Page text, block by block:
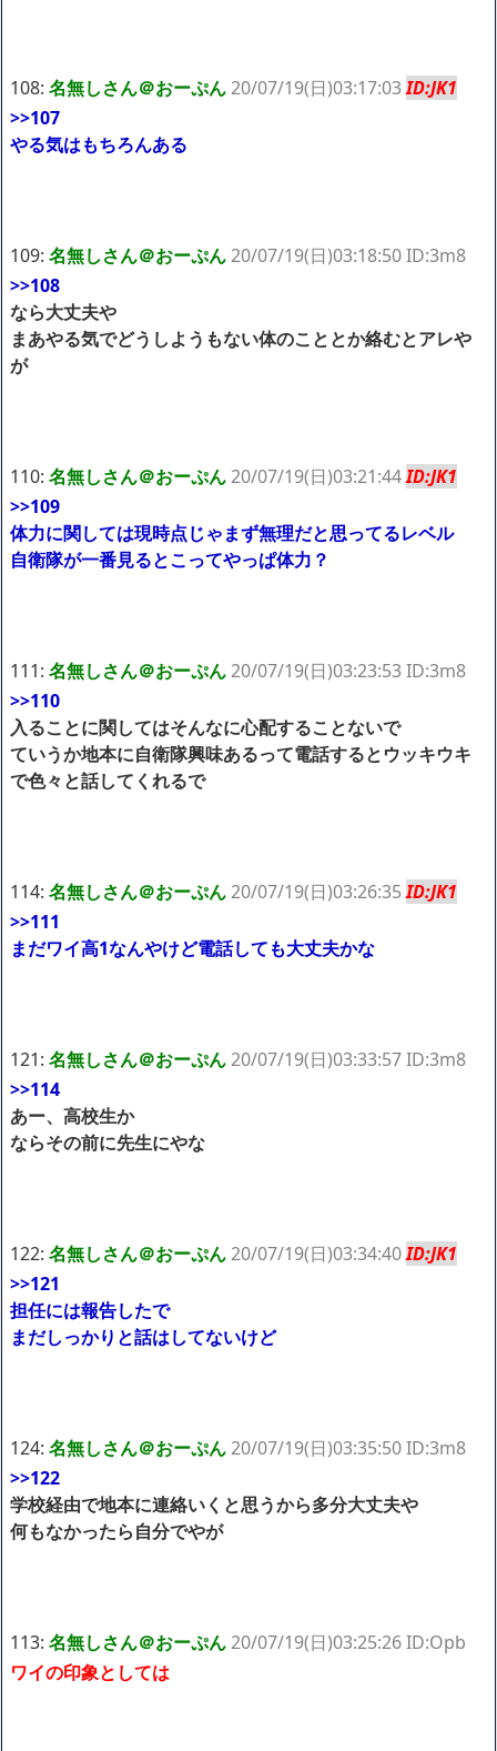
108: 名無しさん＠おーぷん20/07/19(日)03:17:03ID:JK1
>>107
やる気はもちろんある
109: 名無しさん＠おーぷん20/07/19(日)03:18:50 ID:3m8
>>108
なら大丈夫や
まあやる気でどうしようもない体のこととか絡むとアレや
が
110: 名無しさん＠おーぷん20/07/19(日)03:21:44ID:JK1
>>109
体力に関しては現時点じゃまず無理だと思ってるレベル
自衛隊が一番見るとこってやっぱ体力？
111: 名無しさん＠おーぷん20/07/19(日)03:23:53 ID:3m8
>>110
入ることに関してはそんなに心配することないで
ていうか地本に自衛隊興味あるって電話するとウッキウキ
で色々と話してくれるで
114: 名無しさん＠おーぷん20/07/19(日)03:26:35ID:JK1
>>111
まだワイ高1なんやけど電話しても大丈夫かな
121: 名無しさん＠おーぷん20/07/19(日)03:33:57 ID:3m8
>>114
あー、高校生か
ならその前に先生にやな
122: 名無しさん＠おーぷん20/07/19(日)03:34:40ID:JK1
>>121
担任には報告したで
まだしっかりと話はしてないけど
124: 名無しさん＠おーぷん20/07/19(日)03:35:50 ID:3m8
>>122
学校経由で地本に連絡いくと思うから多分大丈夫や
何もなかったら自分でやが
113: 名無しさん＠おーぷん20/07/19(日)03:25:26 ID:Opb
ワイの印象としては